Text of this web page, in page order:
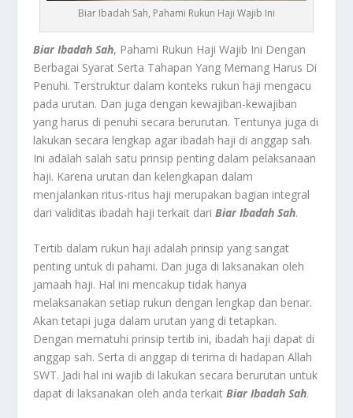
Biar Ibadah Sah, Pahami Rukun Haji Wajib Ini
Biar Ibadah Sah, Pahami Rukun Haji Wajib Ini Dengan
Berbagai Syarat Serta Tahapan Yang Memang Harus Di
Penuhi. Terstruktur dalam konteks rukun haji mengacu
pada urutan. Dan juga dengan kewajiban-kewajiban
yang harus di penuhi secara berurutan. Tentunya juga di
lakukan secara lengkap agar ibadah haji di anggap sah.
Ini adalah salah satu prinsip penting dalam pelaksanaan
haji. Karena urutan dan kelengkapan dalam
menjalankan ritus-ritus haji merupakan bagian integral
dari validitas ibadah haji terkait dariBiar Ibadah Sah.
Tertib dalam rukun haji adalah prinsip yang sangat
penting untuk di pahami. Dan juga di laksanakan oleh
jamaah haji. Hal ini mencakup tidak hanya
melaksanakan setiap rukun dengan lengkap dan benar.
Akan tetapi juga dalam urutan yang di tetapkan.
Dengan mematuhi prinsip tertib ini, ibadah haji dapat di
anggap sah. Serta di anggap di terima di hadapan Allah
SWT. Jadi hal ini wajib di lakukan secara berurutan untuk
dapat di laksanakan oleh anda terkaitBiar Ibadah Sah.